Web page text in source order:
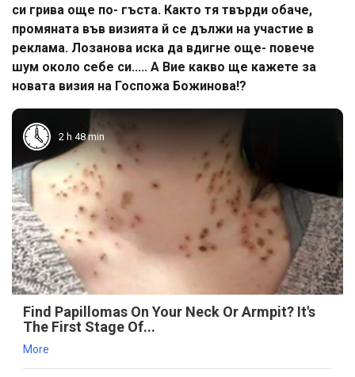
си грива още по- гъста. Както тя твърди обаче,
промяната във визията й се дължи на участие в
реклама. Лозанова иска да вдигне още- повече
шум около себе си..... А Вие какво ще кажете за
новата визия на Госпожа Божинова!?
2 h 48 min
Find Papillomas On Your Neck Or Armpit? It's
The First Stage Of...
More